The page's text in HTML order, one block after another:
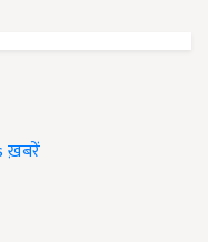
ख़बरें